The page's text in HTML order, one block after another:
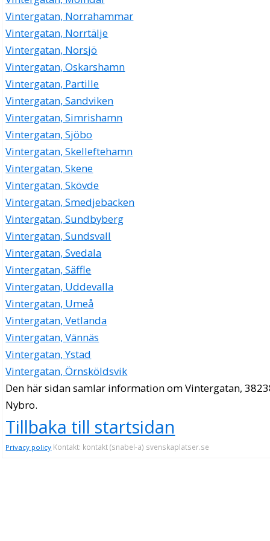
Vintergatan, Norrahammar
Vintergatan, Norrtälje
Vintergatan, Norsjö
Vintergatan, Oskarshamn
Vintergatan, Partille
Vintergatan, Sandviken
Vintergatan, Simrishamn
Vintergatan, Sjöbo
Vintergatan, Skelleftehamn
Vintergatan, Skene
Vintergatan, Skövde
Vintergatan, Smedjebacken
Vintergatan, Sundbyberg
Vintergatan, Sundsvall
Vintergatan, Svedala
Vintergatan, Säffle
Vintergatan, Uddevalla
Vintergatan, Umeå
Vintergatan, Vetlanda
Vintergatan, Vännäs
Vintergatan, Ystad
Vintergatan, Örnsköldsvik
Den här sidan samlar information om Vintergatan,
Nybro.
Tillbaka till startsidan
Privacy policy Kontakt: kontakt (snabel-a) svenskaplatser.se